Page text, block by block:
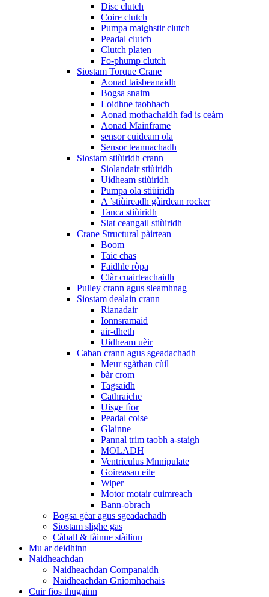
Disc clutch
Coire clutch
Pumpa maighstir clutch
Peadal clutch
Clutch platen
Fo-phump clutch
Siostam Torque Crane
Aonad taisbeanaidh
Bogsa snaim
Loidhne taobhach
Aonad mothachaidh fad is ceàrn
Aonad Mainframe
sensor cuideam ola
Sensor teannachadh
Siostam stiùiridh crann
Siolandair stiùiridh
Uidheam stiùiridh
Pumpa ola stiùiridh
A ’stiùireadh gàirdean rocker
Tanca stiùiridh
Slat ceangail stiùiridh
Crane Structural pàirtean
Boom
Taic chas
Faidhle ròpa
Clàr cuairteachaidh
Pulley crann agus sleamhnag
Siostam dealain crann
Rianadair
Ionnsramaid
air-dheth
Uidheam uèir
Caban crann agus sgeadachadh
Meur sgàthan cùil
bàr crom
Tagsaidh
Cathraiche
Uisge fìor
Peadal coise
Glainne
Pannal trim taobh a-staigh
MOLADH
Ventriculus Mnnipulate
Goireasan eile
Wiper
Motor motair cuimreach
Bann-obrach
Bogsa gèar agus sgeadachadh
Siostam slighe gas
Càball & fàinne stàilinn
Mu ar deidhinn
Naidheachdan
Naidheachdan Companaidh
Naidheachdan Gnìomhachais
Cuir fios thugainn